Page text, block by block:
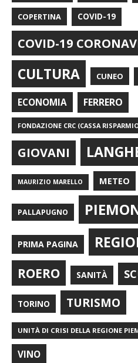
COPERTINA COVID-19
COVID-19
CULTURA CUNEO
ECONOMIA FERRERO
FONDAZIONE CRC (CASSA
GIOVANI
MAURIZIO MARELLO METEO
PALLAPUGNO
PRIMA PAGINA
ROERO SANITÀ
TORINO TURISMO
UNITÀ DI CRISI DELLA REGIONE
VINO